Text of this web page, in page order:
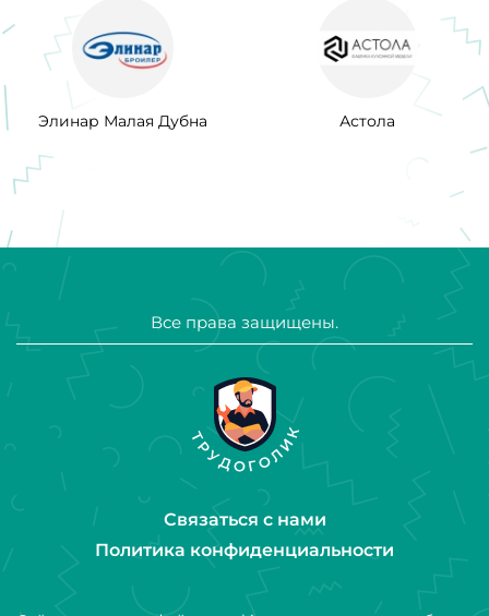
Элинар Малая Дубна Астола
Все права защищены.
Связаться с нами
Политика конфиденциальности